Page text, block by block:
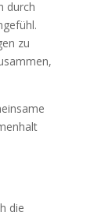
durch
zu
die